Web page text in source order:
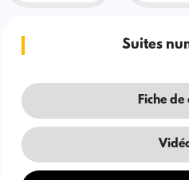
Suites
Fiche de